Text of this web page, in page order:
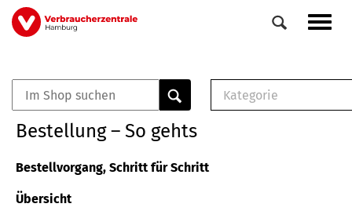
Direkt
zum
Veranstaltungen
0
Elemente
Kategorie
Bestellung – So gehts
Bestellvorgang, Schritt für Schritt
Übersicht